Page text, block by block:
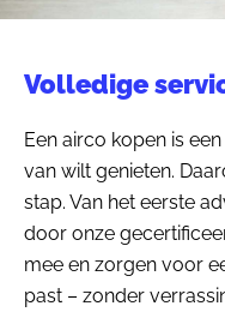
Volledige
Een airco kopen is
van wilt genieten.
stap. Van het eerste
door onze
mee en zorgen voor
past – zonder